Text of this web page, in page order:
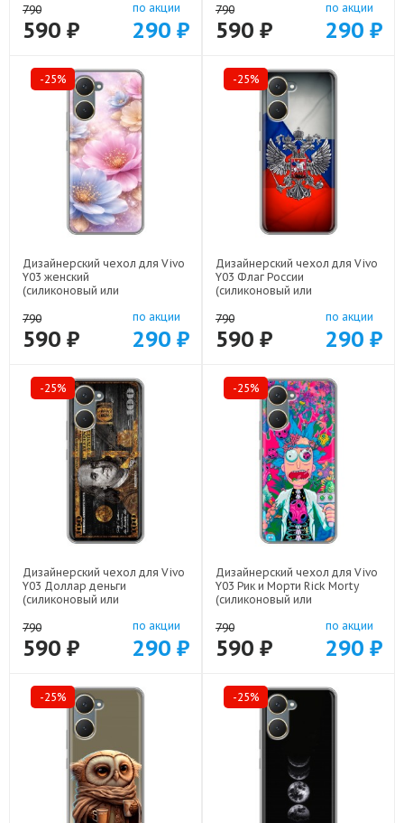
арт: 83104-22832
790
590 ₽
по акции
290 ₽
арт: 83104-22946
790
590 ₽
по акции
290 ₽
-25%
Дизайнерский чехол для Vivo
Y03 женский
(силиконовый или
арт: 83104-22920
790
590 ₽
по акции
290 ₽
-25%
Дизайнерский чехол для Vivo
Y03 Флаг России
(силиконовый или
арт: 83104-22530
790
590 ₽
по акции
290 ₽
-25%
Дизайнерский чехол для Vivo
Y03 Доллар деньги
(силиконовый или
арт: 83104-22562
790
590 ₽
по акции
290 ₽
-25%
Дизайнерский чехол для Vivo
Y03 Рик и Морти Rick Morty
(силиконовый или
арт: 83104-22316
790
590 ₽
по акции
290 ₽
-25% -25%